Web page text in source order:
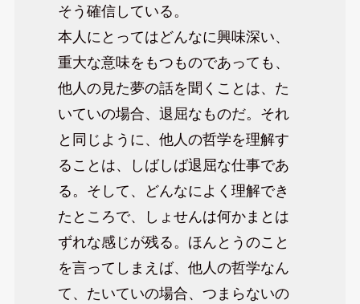
そう確信している。
本人にとってはどんなに興味深い、
重大な意味をもつものであっても、
他人の見た夢の話を聞くことは、た
いていの場合、退屈なものだ。それ
と同じように、他人の哲学を理解す
ることは、しばしば退屈な仕事であ
る。そして、どんなによく理解でき
たところで、しょせんは何かまとは
ずれな感じが残る。ほんとうのこと
を言ってしまえば、他人の哲学なん
て、たいていの場合、つまらないの